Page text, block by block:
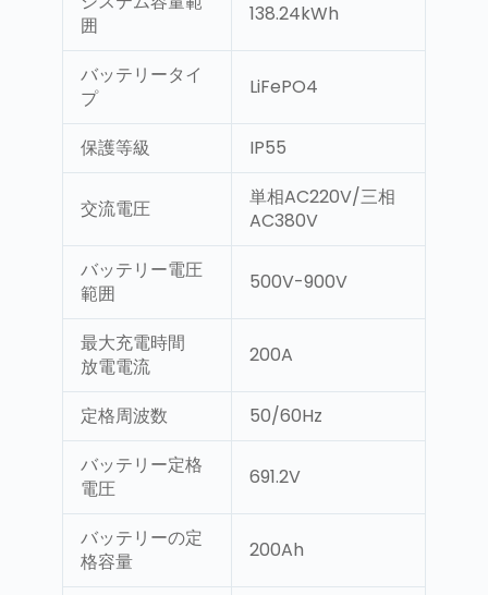
囲
138.24kWh
バッテリータイ
プ
LiFePO4
保護等級 IP55
交流電圧
単相AC220V/三相
AC380V
バッテリー電圧
範囲
500V-900V
最大充電時間
放電電流
200A
定格周波数
50/60Hz
バッテリー定格
電圧
691.2V
バッテリーの定
格容量
200Ah